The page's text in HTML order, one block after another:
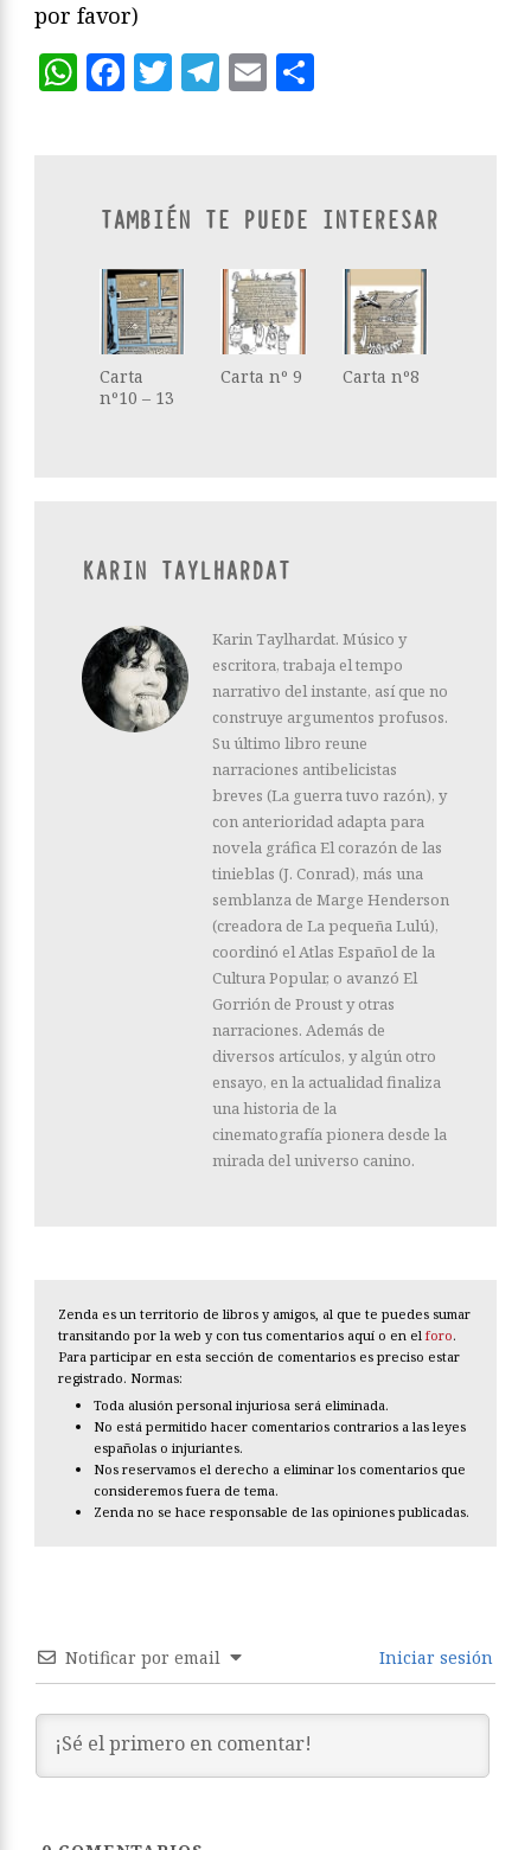
por favor)
WhatsApp
Facebook
Twitter
Telegram
Email
TAMBIÉN TE PUEDE INTERESAR
Carta
nº10 – 13
Carta nº 9 Carta nº8
KARIN TAYLHARDAT
Karin Taylhardat. Músico y
escritora, trabaja el tempo
narrativo del instante, así que no
construye argumentos profusos.
Su último libro reune
narraciones antibelicistas
breves (La guerra tuvo razón), y
con anterioridad adapta para
novela gráfica El corazón de las
tinieblas (J. Conrad), más una
semblanza de Marge Henderson
(creadora de La pequeña Lulú),
coordinó el Atlas Español de la
Cultura Popular, o avanzó El
Gorrión de Proust y otras
narraciones. Además de
diversos artículos, y algún otro
ensayo, en la actualidad finaliza
una historia de la
cinematografía pionera desde la
mirada del universo canino.
Zenda es un territorio de libros y amigos, al que te puedes sumar
transitando por la web y con tus comentarios aquí o en el foro.
Para participar en esta sección de comentarios es preciso estar
registrado. Normas:
Toda alusión personal injuriosa será eliminada.
No está permitido hacer comentarios contrarios a las leyes
españolas o injuriantes.
Nos reservamos el derecho a eliminar los comentarios que
consideremos fuera de tema.
Zenda no se hace responsable de las opiniones publicadas.
Notificar por email Iniciar sesión